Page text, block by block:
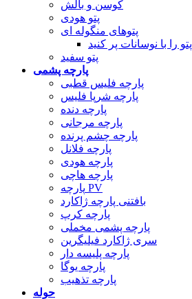
کوسن و بالش
پتو هودی
پتوهای منگوله ای
پتو را با نوسانات پر کنید
پتو سفید
پارچه پشمی
پارچه فلیس قطبی
پارچه شرپا فلیس
پارچه دنده
پارچه مرجانی
پارچه چشم پرنده
پارچه فلانل
پارچه هودی
پارچه هاچی
پارچه PV
بافتنی پارچه ژاکارد
پارچه کرپ
پارچه پشمی مخملی
سری ژاکارد فیلیگرین
پارچه پلیسه دار
پارچه یوگا
پارچه تذهیب
حوله